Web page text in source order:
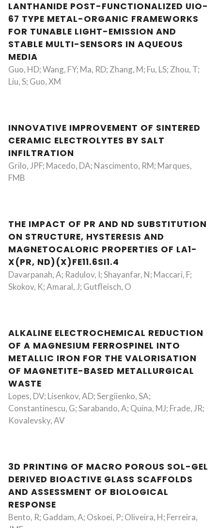
LANTHANIDE POST-FUNCTIONALIZED UIO-
67 TYPE METAL-ORGANIC FRAMEWORKS
FOR TUNABLE LIGHT-EMISSION AND
STABLE MULTI-SENSORS IN AQUEOUS
MEDIA
Guo, HD; Wang, FY; Ma, RD; Zhang, M; Fu, LS; Zhou, T;
Liu, S; Guo, XM
INNOVATIVE IMPROVEMENT OF SINTERED
CERAMIC ELECTROLYTES BY SALT
INFILTRATION
Grilo, JPF; Macedo, DA; Nascimento, RM; Marques,
FMB
THE IMPACT OF PR AND ND SUBSTITUTION
ON STRUCTURE, HYSTERESIS AND
MAGNETOCALORIC PROPERTIES OF LA1-
X(PR, ND)(X)FE11.6SI1.4
Davarpanah, A; Radulov, I; Shayanfar, N; Maccari, F;
Skokov, K; Amaral, J; Gutfleisch, O
ALKALINE ELECTROCHEMICAL REDUCTION
OF A MAGNESIUM FERROSPINEL INTO
METALLIC IRON FOR THE VALORISATION
OF MAGNETITE-BASED METALLURGICAL
WASTE
Lopes, DV; Lisenkov, AD; Sergiienko, SA;
Constantinescu, G; Sarabando, A; Quina, MJ; Frade, JR;
Kovalevsky, AV
3D PRINTING OF MACRO POROUS SOL-GEL
DERIVED BIOACTIVE GLASS SCAFFOLDS
AND ASSESSMENT OF BIOLOGICAL
RESPONSE
Bento, R; Gaddam, A; Oskoei, P; Oliveira, H; Ferreira,